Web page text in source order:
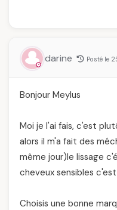
darine Posté le
Bonjour Meylus
Moi je l'ai fais, c'est
alors il m'a fait des
même jour)le lissage
cheveux sensibles
Choisis une bonne